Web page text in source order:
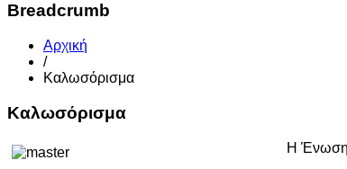
Breadcrumb
Αρχική
/
Καλωσόρισμα
Καλωσόρισμα
Η Ένωση